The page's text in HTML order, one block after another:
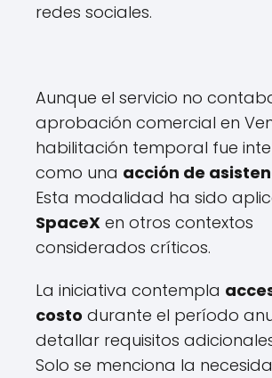
redes sociales.
Aunque el servicio no
aprobación comercial en
habilitación temporal fue
como una acción de
Esta modalidad ha sido
SpaceX en otros contextos
considerados críticos.
La iniciativa contempla
costo durante el período
detallar requisitos
Solo se menciona la